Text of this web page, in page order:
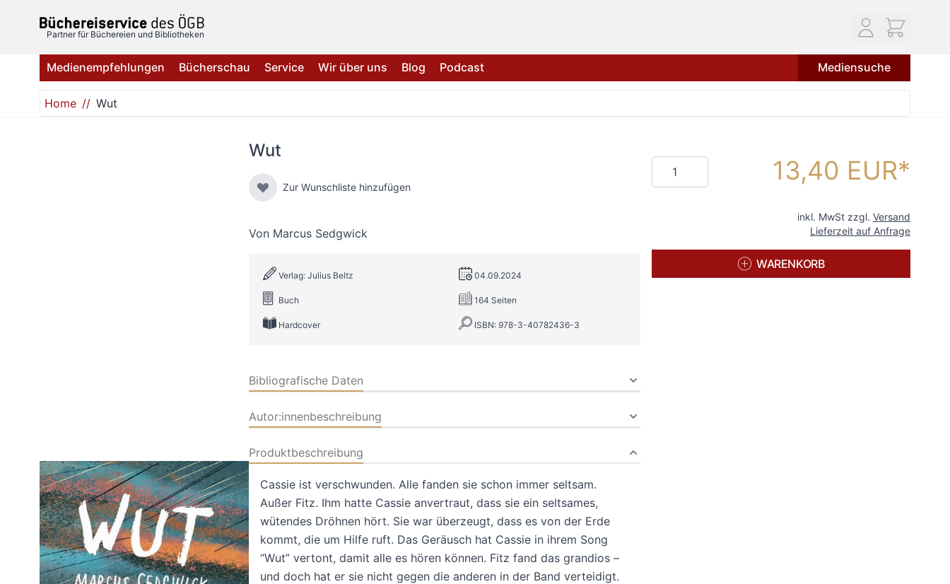
Partner für Büchereien und Bibliotheken
Medienempfehlungen Bücherschau Service Wir über uns Blog Podcast Mediensuche
Home Wut
Wut
Zur Wunschliste hinzufügen
Von Marcus Sedgwick
Verlag: Julius Beltz 04.09.2024
Buch 164 Seiten
Hardcover ISBN: 978-3-40782436-3
Bibliografische Daten
Autor:innenbeschreibung
Produktbeschreibung
Cassie ist verschwunden. Alle fanden sie schon immer seltsam.
Außer Fitz. Ihm hatte Cassie anvertraut, dass sie ein seltsames,
wütendes Dröhnen hört. Sie war überzeugt, dass es von der Erde
kommt, die um Hilfe ruft. Das Geräusch hat Cassie in ihrem Song
“Wut” vertont, damit alle es hören können. Fitz fand das grandios –
und doch hat er sie nicht gegen die anderen in der Band verteidigt.
Menge 13,40 EUR
inkl. MwSt zzgl. Versand
Lieferzeit auf Anfrage
WARENKORB